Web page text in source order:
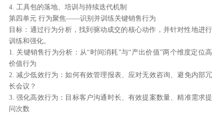
4. 工具包的落地、培训与持续迭代机制
第四单元 行为聚焦——识别并训练关键销售行为
目标：通过行为分析，找到驱动成交的核心动作，并针对性地进行
训练和强化。
1. 关键销售行为分析：从“时间消耗”与“产出价值”两个维度定位高
价值行为
2. 减少低效行为：如何有效管理报表、应对无效咨询、避免内部冗
长会议？
3. 强化高效行为：目标客户沟通时长、有效提案数量、精准需求提
问次数